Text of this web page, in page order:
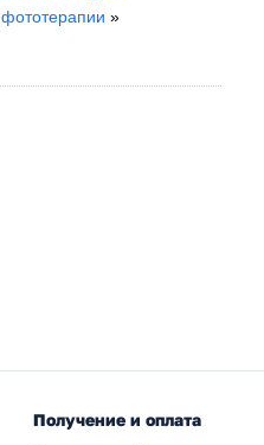
фототерапии »
Получение и оплата